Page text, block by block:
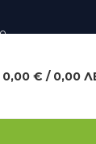
0,00 € / 0,00